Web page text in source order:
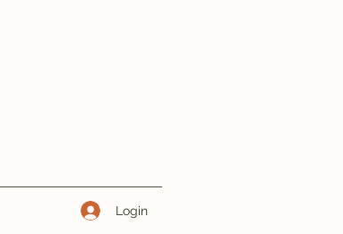
Login